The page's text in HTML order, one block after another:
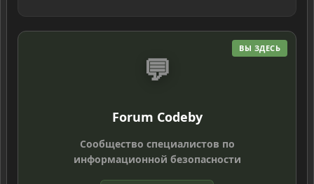
ВЫ ЗДЕСЬ
💬
Forum Codeby
Сообщество специалистов по
информационной безопасности